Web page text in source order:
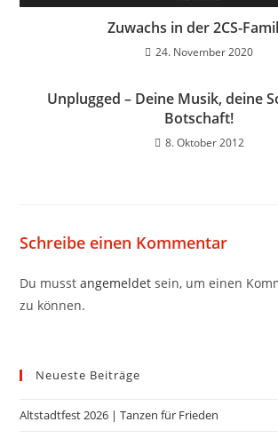
Zuwachs in der 2CS-
24. November 2020
Unplugged – Deine Musik, deine
Botschaft!
8. Oktober 2012
Schreibe einen Kommentar
Du musstangemeldet sein, um einen
zu können.
Neueste Beiträge
Altstadtfest 2026 | Tanzen für Frieden